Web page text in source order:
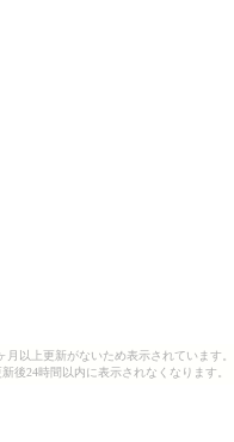
月以上更新がないため表示されています。
後24時間以内に表示されなくなります。